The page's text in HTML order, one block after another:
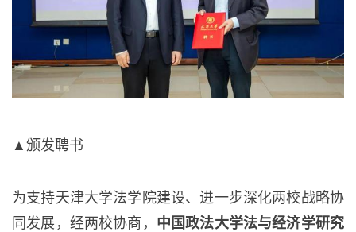
▲颁发聘书
为支持天津大学法学院建设、进一步深化两校战略协
同发展，经两校协商， 中国政法大学法与经济学研究